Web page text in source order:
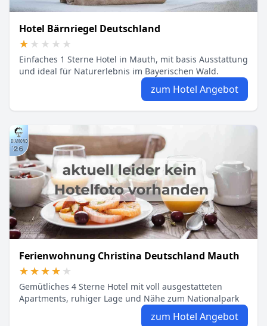
Hotel Bärnriegel Deutschland
★★★★★
★★★★★
Einfaches 1 Sterne Hotel in Mauth, mit basis Ausstattung
und ideal für Naturerlebnis im Bayerischen Wald.
zum Hotel Angebot
Ferienwohnung Christina Deutschland Mauth
★★★★★
★★★★★
Gemütliches 4 Sterne Hotel mit voll ausgestatteten
Apartments, ruhiger Lage und Nähe zum Nationalpark
zum Hotel Angebot